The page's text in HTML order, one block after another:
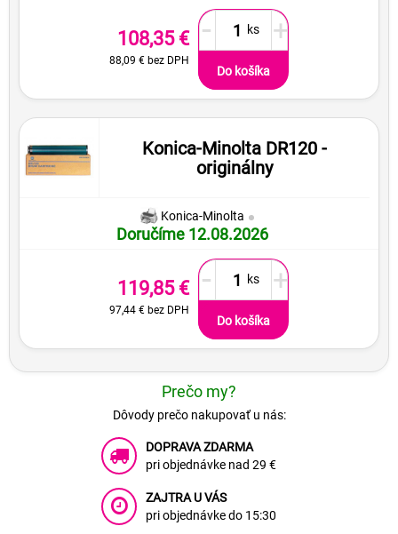
108,35 €
88,09 € bez DPH
- +
Do košíka
Konica-Minolta DR120 -
originálny
Konica-Minolta
Doručíme 12.08.2026
119,85 €
97,44 € bez DPH
- +
Do košíka
Prečo my?
Dôvody prečo nakupovať u nás:
DOPRAVA ZDARMA
pri objednávke nad 29 €
ZAJTRA U VÁS
pri objednávke do 15:30